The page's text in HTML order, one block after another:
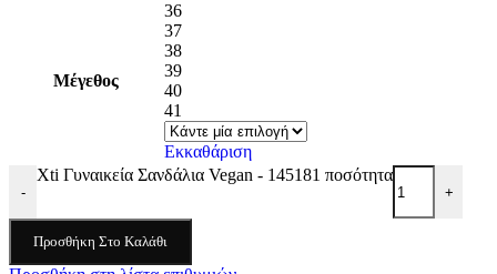
Μέγεθος
36
37
38
39
40
41
Εκκαθάριση
-
Xti Γυναικεία Σανδάλια Vegan - 145181 ποσότητα
+
Προσθήκη Στο Καλάθι